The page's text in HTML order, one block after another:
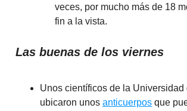
veces, por mucho más de 18
fin a la vista.
Las buenas de los viernes
Unos científicos de la Universidad
ubicaron unos anticuerpos que